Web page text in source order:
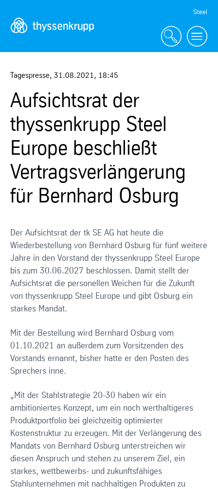
Navigation
Steel
Tagespresse, 31.08.2021 , 18:45
Aufsichtsrat der
thyssenkrupp Steel
Europe beschließt
Vertragsverlängerung
für Bernhard Osburg
Der Aufsichtsrat der tk SE AG hat heute die
Wiederbestellung von Bernhard Osburg für fünf weitere
Jahre in den Vorstand der thyssenkrupp Steel Europe
bis zum 30.06.2027 beschlossen. Damit stellt der
Aufsichtsrat die personellen Weichen für die Zukunft
von thyssenkrupp Steel Europe und gibt Osburg ein
starkes Mandat.
Mit der Bestellung wird Bernhard Osburg vom
01.10.2021 an außerdem zum Vorsitzenden des
Vorstands ernannt, bisher hatte er den Posten des
Sprechers inne.
„Mit der Stahlstrategie 20-30 haben wir ein
ambitioniertes Konzept, um ein noch werthaltigeres
Produktportfolio bei gleichzeitig optimierter
Kostenstruktur zu erzeugen. Mit der Verlängerung des
Mandats von Bernhard Osburg unterstreichen wir
diesen Anspruch und stehen zu unserem Ziel, ein
starkes, wettbewerbs- und zukunftsfähiges
Stahlunternehmen mit nachhaltigen Produkten zu